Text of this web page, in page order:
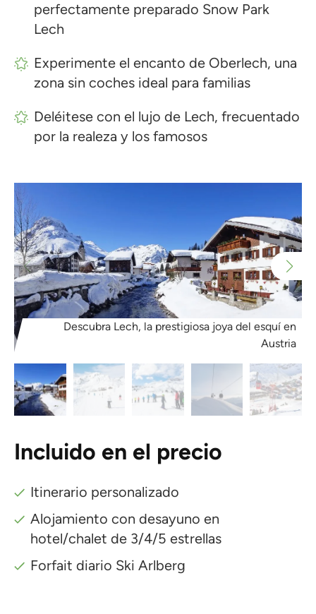
perfectamente preparado Snow Park
Lech
Experimente el encanto de Oberlech, una
zona sin coches ideal para familias
Deléitese con el lujo de Lech, frecuentado
por la realeza y los famosos
Descubra Lech, la prestigiosa joya del esquí en
Austria
Incluido en el precio
Itinerario personalizado
Alojamiento con desayuno en
hotel/chalet de 3/4/5 estrellas
Forfait diario Ski Arlberg